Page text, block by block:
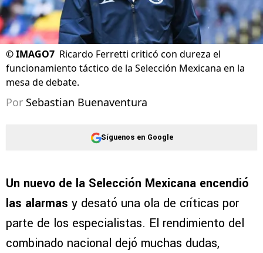
©IMAGO7 Ricardo Ferretti criticó con dureza el
funcionamiento táctico de la Selección Mexicana en la
mesa de debate.
Por Sebastian Buenaventura
Síguenos en Google
Un nuevo de la Selección Mexicana encendió
las alarmas y desató una ola de críticas por
parte de los especialistas. El rendimiento del
combinado nacional dejó muchas dudas,